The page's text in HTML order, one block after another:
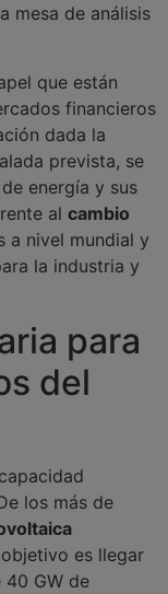
mesa de análisis
que están
financieros
dada la
prevista, se
energía y sus
al cambio
a nivel mundial y
la industria y
para
del
los más de
es llegar
40 GW de